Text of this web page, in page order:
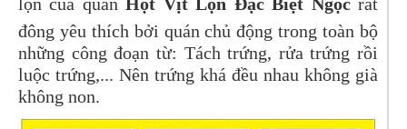
đông yêu thích bởi quán chủ động trong toàn bộ
những công đoạn từ: Tách trứng, rửa trứng rồi
luộc trứng,... Nên trứng khá đều nhau không già
không non.